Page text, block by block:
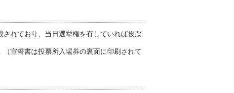
れており、当日選挙権を有していれば投票
宣誓書は投票所入場券の裏面に印刷されて